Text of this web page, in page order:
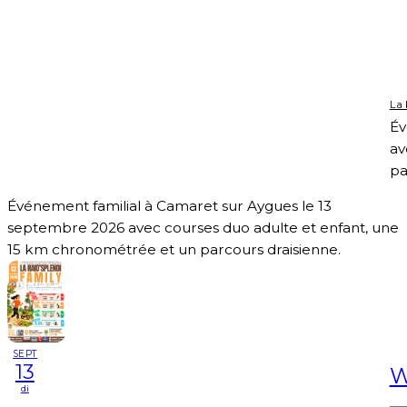
La
Événement familial à Camaret sur Aygues le 13
septembre 2026 avec courses duo adulte et enfant, une
15 km chronométrée et un parcours draisienne.
SEPT
13
di